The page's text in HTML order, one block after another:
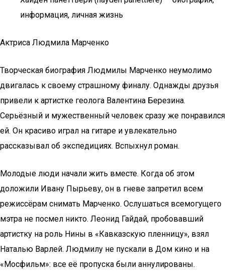
информация, личная жизнь
Актриса Людмила Марченко
Творческая биография Людмилы Марченко неумолимо
двигалась к своему страшному финалу. Однажды друзья
привели к артистке геолога Валентина Березина.
Серьёзный и мужественный человек сразу же понравился
ей. Он красиво играл на гитаре и увлекательно
рассказывал об экспедициях. Вспыхнул роман.
Молодые люди начали жить вместе. Когда об этом
доложили Ивану Пырьеву, он в гневе запретил всем
режиссёрам снимать Марченко. Ослушаться всемогущего
мэтра не посмел никто. Леонид Гайдай, пробовавший
артистку на роль Нины в «Кавказскую пленницу», взял
Наталью Варлей. Людмилу не пускали в Дом кино и на
«Мосфильм»: все её пропуска были аннулированы.